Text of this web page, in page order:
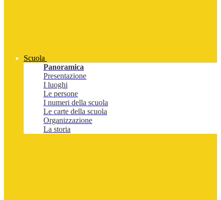
Scuola
Panoramica
Presentazione
I luoghi
Le persone
I numeri della scuola
Le carte della scuola
Organizzazione
La storia